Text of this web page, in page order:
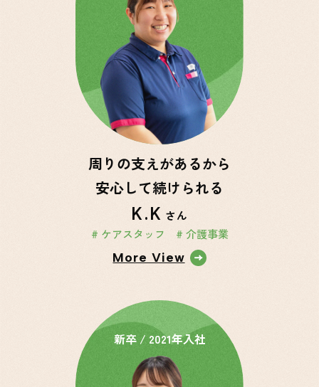
周りの支えがあるから
安心して続けられる
K.K さん
# ケアスタッフ
# 介護事業
More View
新卒 / 2021年入社